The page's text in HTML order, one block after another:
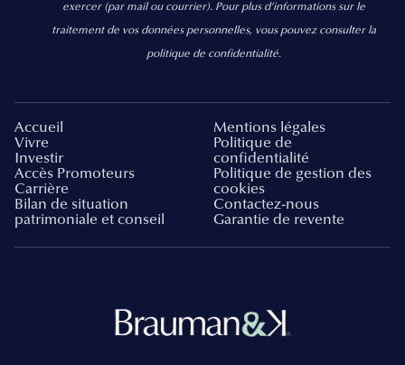
exercer (par mail ou courrier). Pour plus d’informations sur le
traitement de vos données personnelles, vous pouvez consulter la
politique de confidentialité.
Accueil
Vivre
Investir
Accès Promoteurs
Carrière
Bilan de situation
patrimoniale et conseil
Mentions légales
Politique de
confidentialité
Politique de gestion des
cookies
Contactez-nous
Garantie de revente